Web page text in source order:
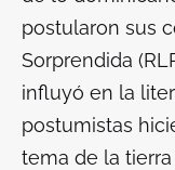
postularon sus
Sorprendida
influyó en la
postumistas
tema de la